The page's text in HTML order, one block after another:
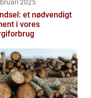
2025
et nødvendigt
i vores